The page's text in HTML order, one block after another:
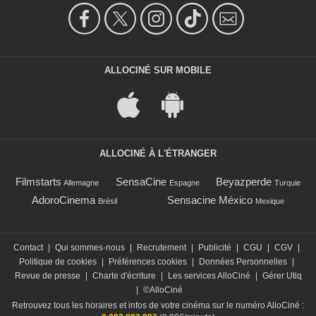
ALLOCINÉ SUR MOBILE
ALLOCINÉ À L'ÉTRANGER
Filmstarts Allemagne SensaCine Espagne Beyazperde Turquie
AdoroCinema Brésil Sensacine México Mexique
Contact Qui sommes-nous Recrutement Publicité CGU CGV
Politique de cookies
Préférences cookies Données Personnelles
Revue de presse
Charte d'écriture Les services AlloCiné
Gérer Utiq
©AlloCiné
Retrouvez tous les horaires et infos de votre cinéma sur le numéro AlloCiné :